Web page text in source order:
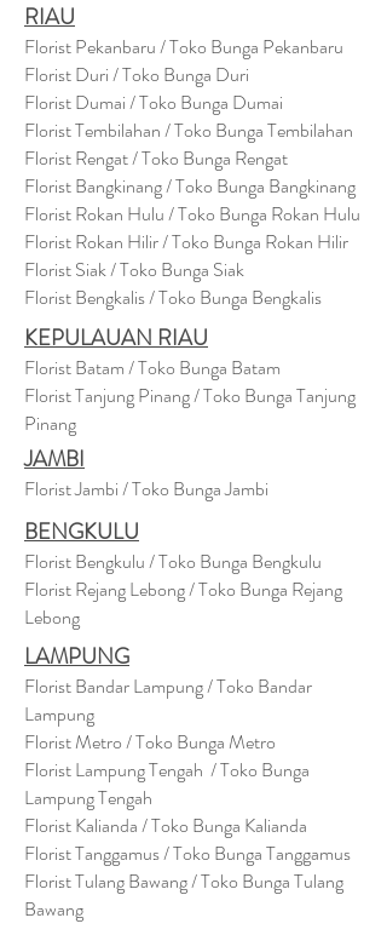
RIAU
Florist Pekanbaru / Toko Bunga Pekanbaru
Florist Duri / Toko Bunga Duri
Florist Dumai / Toko Bunga Dumai
Florist Tembilahan / Toko Bunga Tembilahan
Florist Rengat / Toko Bunga Rengat
Florist Bangkinang / Toko Bunga Bangkinang
Florist Rokan Hulu / Toko Bunga Rokan Hulu
Florist Rokan Hilir / Toko Bunga Rokan Hilir
Florist Siak / Toko Bunga Siak
Florist Bengkalis / Toko Bunga Bengkalis
KEPULAUAN RIAU
Florist Batam / Toko Bunga Batam
Florist Tanjung Pinang / Toko Bunga Tanjung
Pinang
JAMBI
Florist Jambi / Toko Bunga Jambi
BENGKULU
Florist Bengkulu / Toko Bunga Bengkulu
Florist Rejang Lebong / Toko Bunga Rejang
Lebong
LAMPUNG
Florist Bandar Lampung / Toko Bandar
Lampung
Florist Metro / Toko Bunga Metro
Florist Lampung Tengah / Toko Bunga
Lampung Tengah
Florist Kalianda / Toko Bunga Kalianda
Florist Tanggamus / Toko Bunga Tanggamus
Florist Tulang Bawang / Toko Bunga Tulang
Bawang